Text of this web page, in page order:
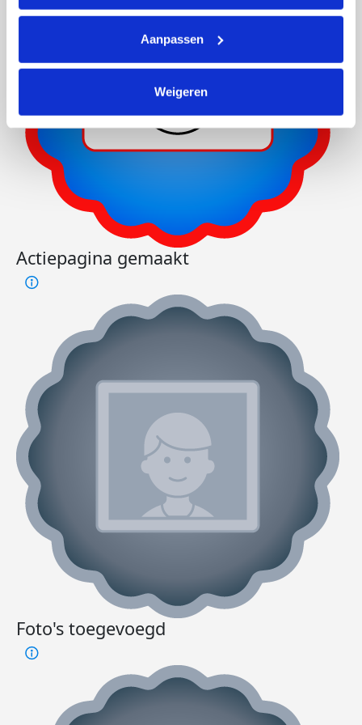
Aanpassen
Weigeren
Actiepagina gemaakt
Foto's toegevoegd